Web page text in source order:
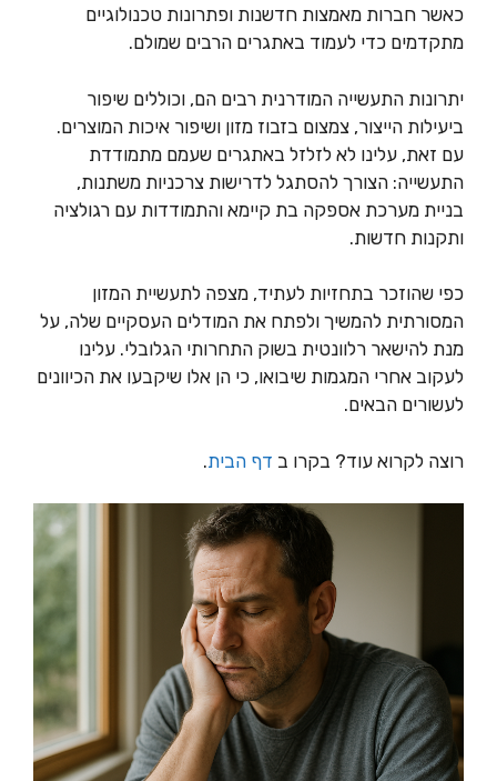
כאשר חברות מאמצות חדשנות ופתרונות טכנולוגיים
מתקדמים כדי לעמוד באתגרים הרבים שמולם.
יתרונות התעשייה המודרנית רבים הם, וכוללים שיפור
ביעילות הייצור, צמצום בזבוז מזון ושיפור איכות המוצרים.
עם זאת, עלינו לא לזלזל באתגרים שעמם מתמודדת
התעשייה: הצורך להסתגל לדרישות צרכניות משתנות,
בניית מערכת אספקה בת קיימא והתמודדות עם רגולציה
ותקנות חדשות.
כפי שהוזכר בתחזיות לעתיד, מצפה לתעשיית המזון
המסורתית להמשיך ולפתח את המודלים העסקיים שלה, על
מנת להישאר רלוונטית בשוק התחרותי הגלובלי. עלינו
לעקוב אחרי המגמות שיבואו, כי הן אלו שיקבעו את הכיוונים
לעשורים הבאים.
רוצה לקרוא עוד? בקרו ב דף הבית.